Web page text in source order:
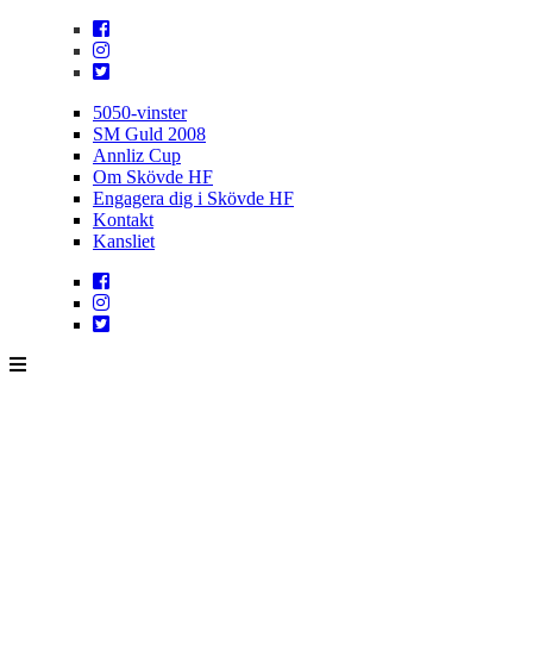
5050-vinster
SM Guld 2008
Annliz Cup
Om Skövde HF
Engagera dig i Skövde HF
Kontakt
Kansliet